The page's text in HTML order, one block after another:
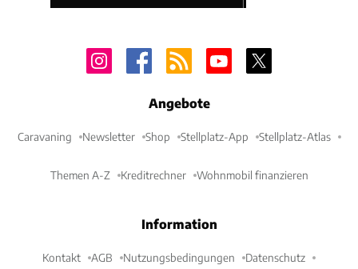
Angebote
Caravaning Newsletter Shop Stellplatz-App Stellplatz-Atlas
Themen A-Z Kreditrechner Wohnmobil finanzieren
Information
Kontakt AGB Nutzungsbedingungen Datenschutz